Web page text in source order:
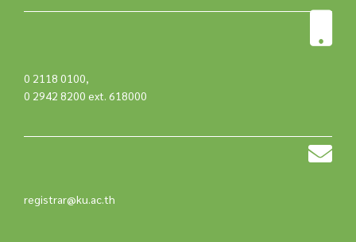
0 2118 0100
0 2942 8200 ext. 618000
registrar@ku.ac.th